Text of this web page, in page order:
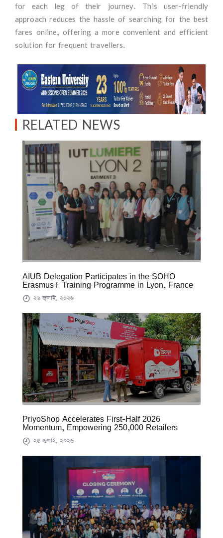
for each leg of their journey. This user-friendly
approach reduces the hassle of searching for the best
fares online, offering a more convenient and efficient
solution for frequent travellers.
RELATED NEWS
AIUB Delegation Participates in the SOHO
Erasmus+ Training Programme in Lyon, France
২৬ জুলাই, ২০২৬
PriyoShop Accelerates First-Half 2026
Momentum, Empowering 250,000 Retailers
২৫ জুলাই, ২০২৬